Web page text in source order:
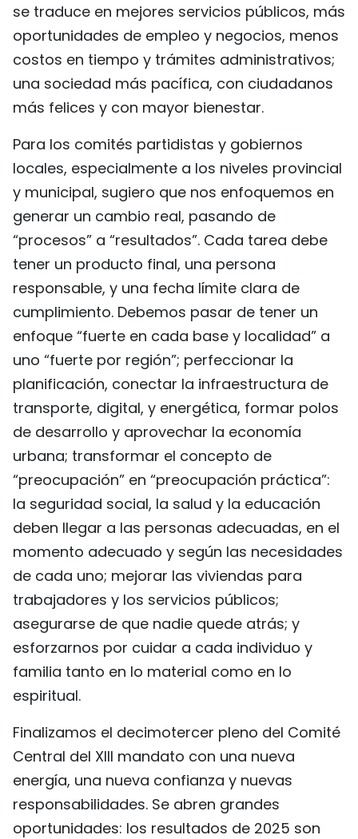
se traduce en mejores servicios públicos, más
oportunidades de empleo y negocios, menos
costos en tiempo y trámites administrativos;
una sociedad más pacífica, con ciudadanos
más felices y con mayor bienestar.
Para los comités partidistas y gobiernos
locales, especialmente a los niveles provincial
y municipal, sugiero que nos enfoquemos en
generar un cambio real, pasando de
“procesos” a “resultados”. Cada tarea debe
tener un producto final, una persona
responsable, y una fecha límite clara de
cumplimiento. Debemos pasar de tener un
enfoque “fuerte en cada base y localidad” a
uno “fuerte por región”; perfeccionar la
planificación, conectar la infraestructura de
transporte, digital, y energética, formar polos
de desarrollo y aprovechar la economía
urbana; transformar el concepto de
“preocupación” en “preocupación práctica”:
la seguridad social, la salud y la educación
deben llegar a las personas adecuadas, en el
momento adecuado y según las necesidades
de cada uno; mejorar las viviendas para
trabajadores y los servicios públicos;
asegurarse de que nadie quede atrás; y
esforzarnos por cuidar a cada individuo y
familia tanto en lo material como en lo
espiritual.
Finalizamos el decimotercer pleno del Comité
Central del XIII mandato con una nueva
energía, una nueva confianza y nuevas
responsabilidades. Se abren grandes
oportunidades: los resultados de 2025 son